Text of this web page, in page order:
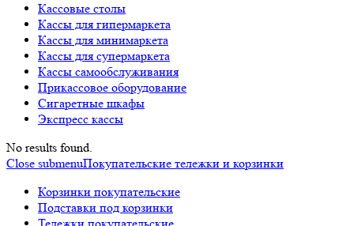
Кассовые столы
Кассы для гипермаркета
Кассы для минимаркета
Кассы для супермаркета
Кассы самообслуживания
Прикассовое оборудование
Сигаретные шкафы
Экспресс кассы
No results found.
Close submenuПокупательские тележки и корзинки
Корзинки покупательские
Подставки под корзинки